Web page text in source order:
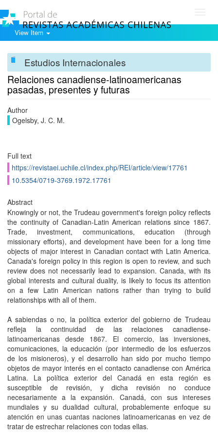
View Item
Estudios Internacionales
Relaciones canadiense-latinoamericanas
pasadas, presentes y futuras
Author
Ogelsby, J. C. M.
Full text
https://revistaei.uchile.cl/index.php/REI/article/view/17761
10.5354/0719-3769.1972.17761
Abstract
Knowingly or not, the Trudeau government's foreign policy reflects
the continuity of Canadian-Latin American relations since 1867.
Trade, investment, communications, education (through
missionary efforts), and development have been for a long time
objects of major interest in Canadian contact with Latin America.
Canada's foreign policy in this region is open to review, and such
review does not necessarily lead to expansion. Canada, with its
global interests and cultural duality, is likely to focus its attention
on a few Latin American nations rather than trying to build
relationships with all of them.
A sabiendas o no, la política exterior del gobierno de Trudeau
refleja la continuidad de las relaciones canadiense-
latinoamericanas desde 1867. El comercio, las inversiones,
comunicaciones, la educación (por intermedio de los esfuerzos
de los misioneros), y el desarrollo han sido por mucho tiempo
objetos de mayor interés en el contacto canadiense con América
Latina. La política exterior del Canadá en esta región es
susceptible de revisión, y dicha revisión no conduce
necesariamente a la expansión. Canadá, con sus intereses
mundiales y su dualidad cultural, probablemente enfoque su
atención en unas cuantas naciones latinoamericanas en vez de
tratar de estrechar relaciones con todas ellas.